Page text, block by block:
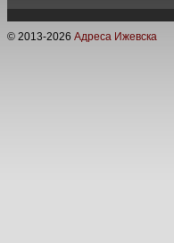
© 2013-2026 Адреса Ижевска